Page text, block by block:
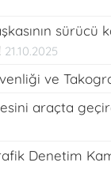
sürücü
21.10.2025
ve
araçta
Denetim